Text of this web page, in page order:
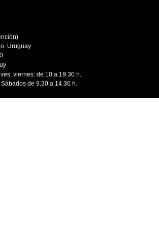
Uruguay
viernes: de 10 a 19.30 h.
de 9.30 a 14.30 h.